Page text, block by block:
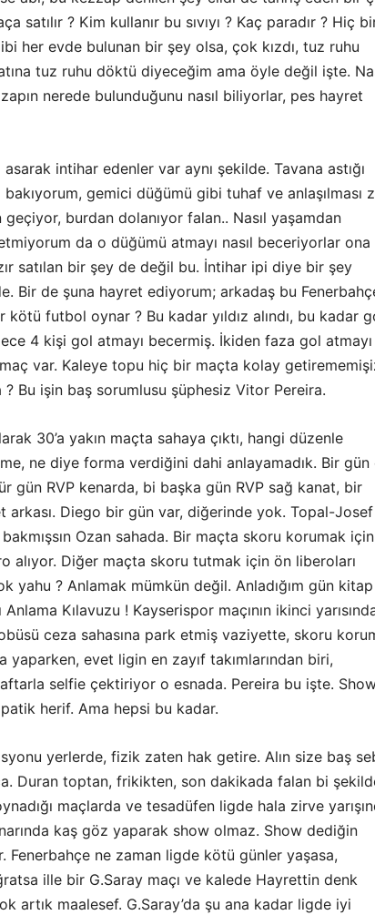
satılır ? Kim kullanır bu sıvıyı ? Kaç paradır ? Hiç
her evde bulunan bir şey olsa, çok kızdı, tuz ruhu
tuz ruhu döktü diyeceğim ama öyle değil işte.
nerede bulunduğunu nasıl biliyorlar, pes hayret
intihar edenler var aynı şekilde. Tavana astığı
bakıyorum, gemici düğümü gibi tuhaf ve anlaşılması
burdan dolanıyor falan.. Nasıl yaşamdan
da o düğümü atmayı nasıl beceriyorlar ona
satılan bir şey de değil bu. İntihar ipi diye bir şey
Bir de şuna hayret ediyorum; arkadaş bu
kötü futbol oynar ? Bu kadar yıldız alındı, bu kadar
4 kişi gol atmayı becermiş. İkiden faza gol atmayı
var. Kaleye topu hiç bir maçta kolay
? Bu işin baş sorumlusu şüphesiz Vitor Pereira.
30’a yakın maçta sahaya çıktı, hangi düzenle
ne diye forma verdiğini dahi anlayamadık. Bir
gün RVP kenarda, bi başka gün RVP sağ kanat, bir
arkası. Diego bir gün var, diğerinde yok. Topal-
Ozan sahada. Bir maçta skoru korumak
alıyor. Diğer maçta skoru tutmak için ön liberoları
yahu ? Anlamak mümkün değil. Anladığım gün kitap
Anlama Kılavuzu ! Kayserispor maçının ikinci
ceza sahasına park etmiş vaziyette, skoru
yaparken, evet ligin en zayıf takımlarından biri,
selfie çektiriyor o esnada. Pereira bu işte.
herif. Ama hepsi bu kadar.
yerlerde, fizik zaten hak getire. Alın size baş
Duran toptan, frikikten, son dakikada falan bi
maçlarda ve tesadüfen ligde hala zirve
kaş göz yaparak show olmaz. Show dediğin
Fenerbahçe ne zaman ligde kötü günler yaşasa,
ille bir G.Saray maçı ve kalede Hayrettin denk
artık maalesef. G.Saray’da şu ana kadar ligde iyi